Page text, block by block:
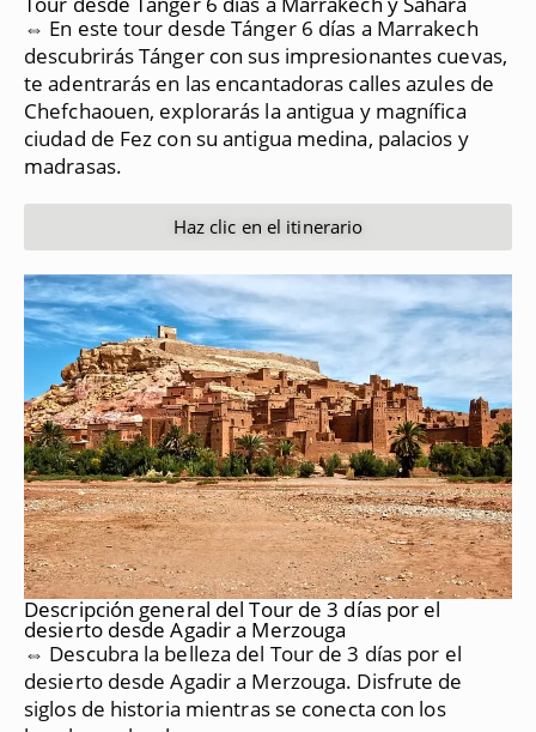
⇔ En este tour desde Tánger 6 días a Marrakech
descubrirás Tánger con sus impresionantes cuevas,
te adentrarás en las encantadoras calles azules de
Chefchaouen, explorarás la antigua y magnífica
ciudad de Fez con su antigua medina, palacios y
madrasas.
Haz clic en el itinerario
Descripción general del Tour de 3 días por el
desierto desde Agadir a Merzouga
⇔ Descubra la belleza del Tour de 3 días por el
desierto desde Agadir a Merzouga. Disfrute de
siglos de historia mientras se conecta con los